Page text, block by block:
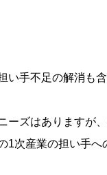
手不足の解消も
ーズはありますが
1次産業の担い手